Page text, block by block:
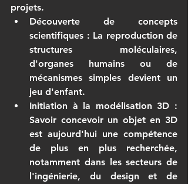
projets.
Découverte de concepts
scientifiques : La reproduction de
structures moléculaires,
d'organes humains ou de
mécanismes simples devient un
jeu d'enfant.
Initiation à la modélisation 3D :
Savoir concevoir un objet en 3D
est aujourd'hui une compétence
de plus en plus recherchée,
notamment dans les secteurs de
l'ingénierie, du design et de